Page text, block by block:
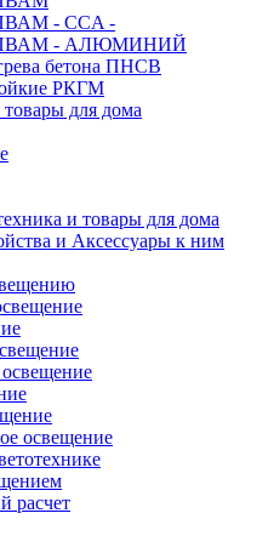
- CCA -
ПВАМ - АЛЮМИНИЙ
бетона ПНСВ
РКГМ
для дома
и товары для дома
и Аксессуары к ним
освещение
расчет